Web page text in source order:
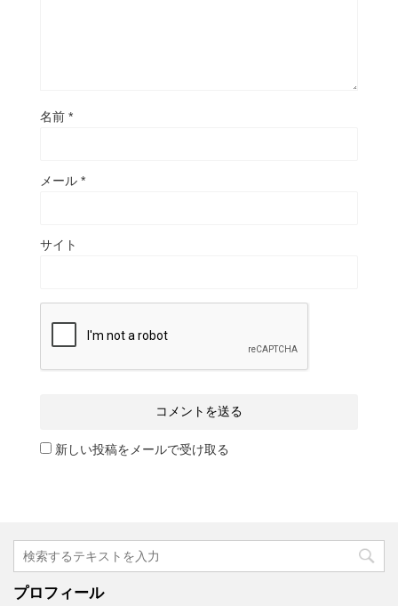
名前 *
メール *
サイト
新しい投稿をメールで受け取る
プロフィール